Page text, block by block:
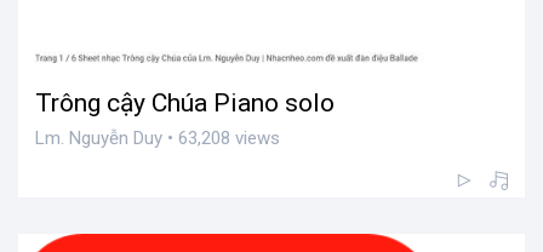
Trông cậy Chúa Piano solo
Lm. Nguyễn Duy • 63,208 views